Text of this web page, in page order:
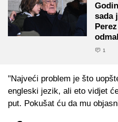
sada
1
"Najveći problem je što
engleski jezik, ali eto vidjet
put. Pokušat ću da mu